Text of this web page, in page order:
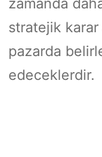
zamanda
stratejik karar
pazarda
edeceklerdir.